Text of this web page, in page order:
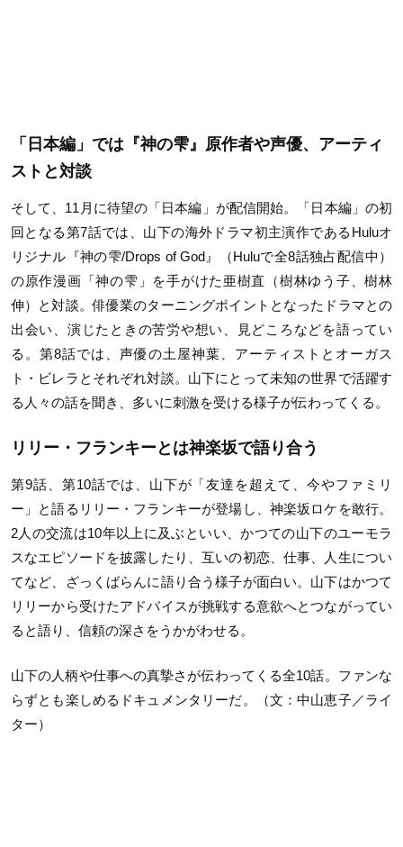
「日本編」では『神の雫』原作者や声優、アーティ
ストと対談
そして、11月に待望の「日本編」が配信開始。「日本編」の初
回となる第7話では、山下の海外ドラマ初主演作であるHuluオ
リジナル『神の雫/Drops of God』（Huluで全8話独占配信中）
の原作漫画「神の雫」を手がけた亜樹直（樹林ゆう子、樹林
伸）と対談。俳優業のターニングポイントとなったドラマとの
出会い、演じたときの苦労や想い、見どころなどを語ってい
る。第8話では、声優の土屋神葉、アーティストとオーガス
ト・ビレラとそれぞれ対談。山下にとって未知の世界で活躍す
る人々の話を聞き、多いに刺激を受ける様子が伝わってくる。
リリー・フランキーとは神楽坂で語り合う
第9話、第10話では、山下が「友達を超えて、今やファミリ
ー」と語るリリー・フランキーが登場し、神楽坂ロケを敢行。
2人の交流は10年以上に及ぶといい、かつての山下のユーモラ
スなエピソードを披露したり、互いの初恋、仕事、人生につい
てなど、ざっくばらんに語り合う様子が面白い。山下はかつて
リリーから受けたアドバイスが挑戦する意欲へとつながってい
ると語り、信頼の深さをうかがわせる。
山下の人柄や仕事への真摯さが伝わってくる全10話。ファンな
らずとも楽しめるドキュメンタリーだ。（文：中山恵子／ライ
ター）